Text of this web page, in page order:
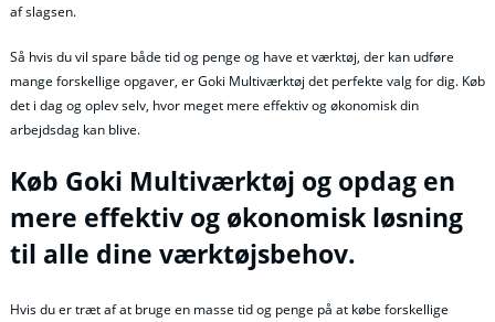
af slagsen.
Så hvis du vil spare både tid og penge og have et værktøj, der kan udføre
mange forskellige opgaver, er Goki Multiværktøj det perfekte valg for dig. Køb
det i dag og oplev selv, hvor meget mere effektiv og økonomisk din
arbejdsdag kan blive.
Køb Goki Multiværktøj og opdag en
mere effektiv og økonomisk løsning
til alle dine værktøjsbehov.
Hvis du er træt af at bruge en masse tid og penge på at købe forskellige